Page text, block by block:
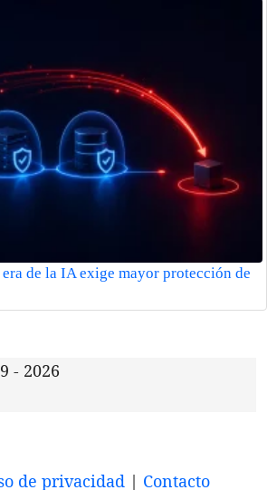
de la IA exige mayor protección de
- 2026
de privacidad | Contacto